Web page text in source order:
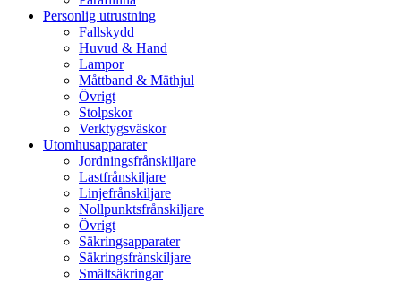
Personlig utrustning
Fallskydd
Huvud & Hand
Lampor
Måttband & Mäthjul
Övrigt
Stolpskor
Verktygsväskor
Utomhusapparater
Jordningsfrånskiljare
Lastfrånskiljare
Linjefrånskiljare
Nollpunktsfrånskiljare
Övrigt
Säkringsapparater
Säkringsfrånskiljare
Smältsäkringar